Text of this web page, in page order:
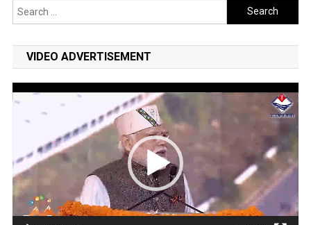
Search
for:
VIDEO ADVERTISEMENT
Video